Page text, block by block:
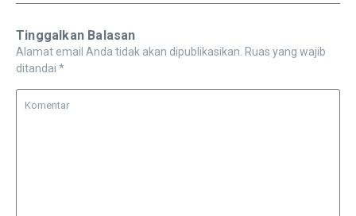
Tinggalkan Balasan
Alamat email Anda tidak akan dipublikasikan. Ruas yang wajib
ditandai *